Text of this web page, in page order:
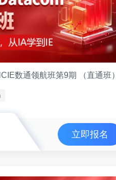
数通领航班第9期 （直通班）
立即报名